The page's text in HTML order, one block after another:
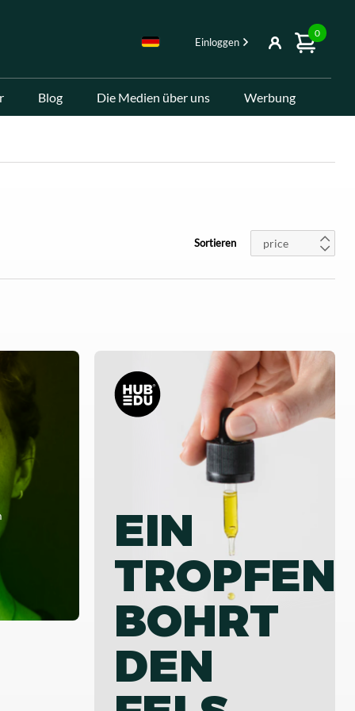
Einloggen
0
Blog Die Medien über uns Werbung
Sortieren price
EIN
TROPFEN
BOHRT
DEN